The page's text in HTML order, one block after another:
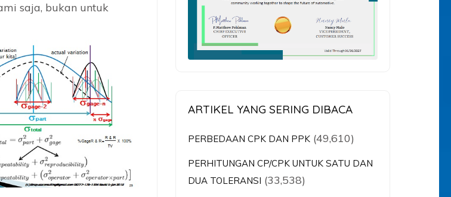
saja, bukan untuk
ARTIKEL YANG SERING DIBACA
PERBEDAAN CPK DAN PPK (49,610)
PERHITUNGAN CP/CPK UNTUK SATU DAN
DUA TOLERANSI (33,538)